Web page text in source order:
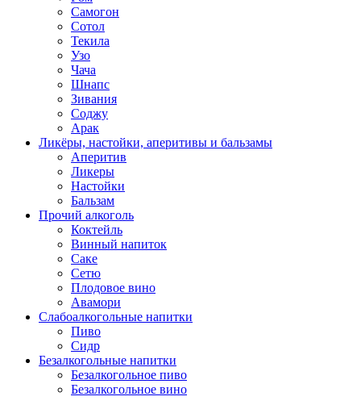
Самогон
Сотол
Текила
Узо
Чача
Шнапс
Зивания
Соджу
Арак
Ликёры, настойки, аперитивы и бальзамы
Аперитив
Ликеры
Настойки
Бальзам
Прочий алкоголь
Коктейль
Винный напиток
Саке
Сетю
Плодовое вино
Авамори
Слабоалкогольные напитки
Пиво
Сидр
Безалкогольные напитки
Безалкогольное пиво
Безалкогольное вино